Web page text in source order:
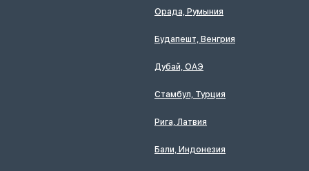
Орада, Румыния
Будапешт, Венгрия
Дубай, ОАЭ
Стамбул, Турция
Рига, Латвия
Бали, Индонезия